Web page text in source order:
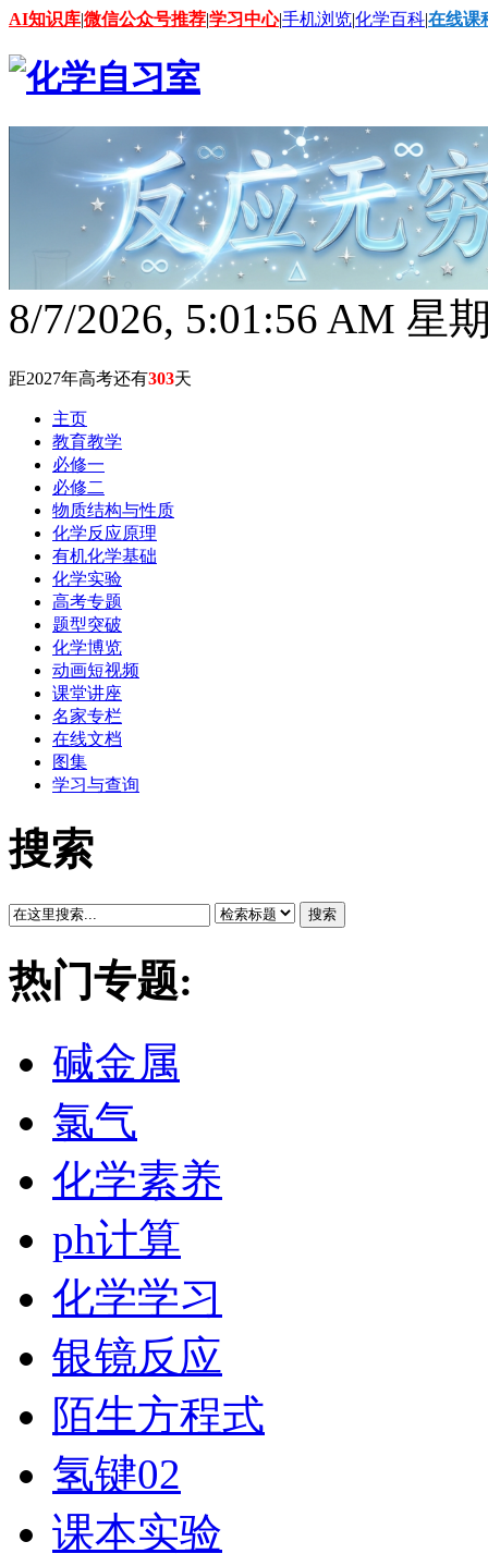
AI知识库|微信公众号推荐|学习中心|手机浏览|化学百科|在线课
8/7/2026, 5:01:58 AM 星
距2027年高考还有303天
主页
教育教学
必修一
必修二
物质结构与性质
化学反应原理
有机化学基础
化学实验
高考专题
题型突破
化学博览
动画短视频
课堂讲座
名家专栏
在线文档
图集
学习与查询
搜索
搜索
热门专题:
碱金属
氯气
化学素养
ph计算
化学学习
银镜反应
陌生方程式
氢键02
课本实验